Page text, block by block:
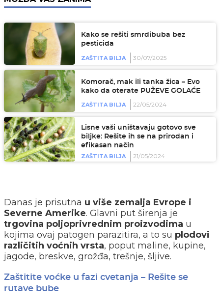
Kako se rešiti smrdibuba bez
pesticida
ZAŠTITA BILJA 30/07/2025
Komorač, mak ili tanka žica – Evo
kako da oterate PUŽEVE GOLAĆE
ZAŠTITA BILJA 22/05/2024
Lisne vaši uništavaju gotovo sve
biljke: Rešite ih se na prirodan i
efikasan način
ZAŠTITA BILJA
21/05/2024
Danas je prisutna u više zemalja Evrope i
Severne Amerike. Glavni put širenja je
trgovina poljoprivrednim proizvodima u
kojima ovaj patogen parazitira, a to su plodovi
različitih voćnih vrsta, poput maline, kupine,
jagode, breskve, grožđa, trešnje, šljive.
Zaštitite voćke u fazi cvetanja – Rešite se
rutave bube